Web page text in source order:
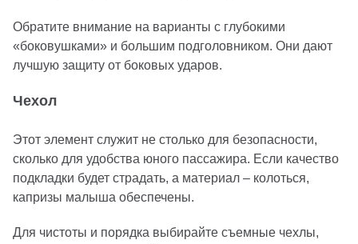
Обратите внимание на варианты с глубокими
«боковушками» и большим подголовником. Они дают
лучшую защиту от боковых ударов.
Чехол
Этот элемент служит не столько для безопасности,
сколько для удобства юного пассажира. Если качество
подкладки будет страдать, а материал – колоться,
капризы малыша обеспечены.
Для чистоты и порядка выбирайте съемные чехлы,